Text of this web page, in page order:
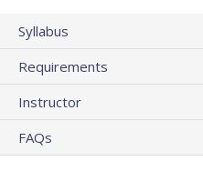
Syllabus
Requirements
Instructor
FAQs